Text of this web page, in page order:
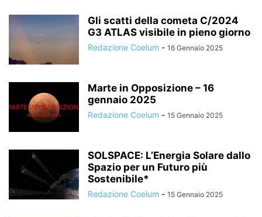
Gli scatti della cometa C/2024
G3 ATLAS visibile in pieno giorno
Redazione Coelum - 16 Gennaio 2025
Marte in Opposizione – 16
gennaio 2025
Redazione Coelum - 15 Gennaio 2025
SOLSPACE: L’Energia Solare dallo
Spazio per un Futuro più
Sostenibile*
Redazione Coelum - 15 Gennaio 2025